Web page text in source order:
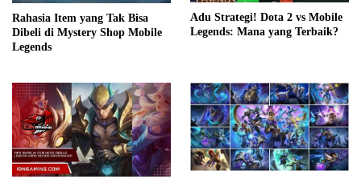
Rahasia Item yang Tak Bisa
Dibeli di Mystery Shop Mobile
Legends
Adu Strategi! Dota 2 vs Mobile
Legends: Mana yang Terbaik?